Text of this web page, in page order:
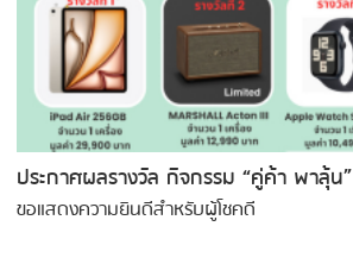
ประกาศผลรางวัล กิจกรรม “คู่ค้า พาลุ้น”
ขอแสดงความยินดีสำหรับผู้โชคดี